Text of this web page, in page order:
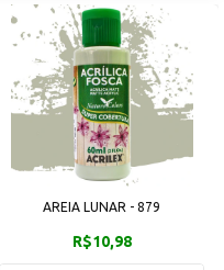
AREIA LUNAR - 879
R$10,98